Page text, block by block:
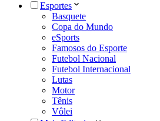
Esportes
Basquete
Copa do Mundo
eSports
Famosos do Esporte
Futebol Nacional
Futebol Internacional
Lutas
Motor
Tênis
Vôlei